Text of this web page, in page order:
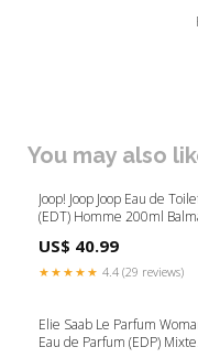
You may also
Joop! Joop Joop Eau de
(EDT) Homme 200ml
US$ 40.99
★★★★★ 4.4 (29 reviews)
Elie Saab Le Parfum
Eau de Parfum (EDP) Mixte